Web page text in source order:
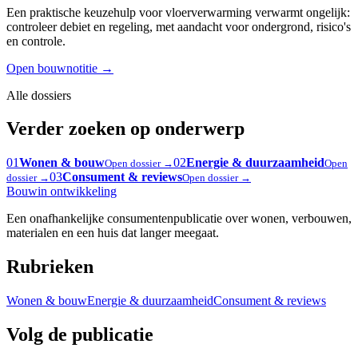
Een praktische keuzehulp voor vloerverwarming verwarmt ongelijk:
controleer debiet en regeling, met aandacht voor ondergrond, risico's
en controle.
Open bouwnotitie →
Alle dossiers
Verder zoeken op onderwerp
01Wonen & bouwOpen dossier →02Energie & duurzaamheidOpen
dossier →03Consument & reviewsOpen dossier →
Bouwin ontwikkeling
Een onafhankelijke consumentenpublicatie over wonen, verbouwen,
materialen en een huis dat langer meegaat.
Rubrieken
Wonen & bouwEnergie & duurzaamheidConsument & reviews
Volg de publicatie